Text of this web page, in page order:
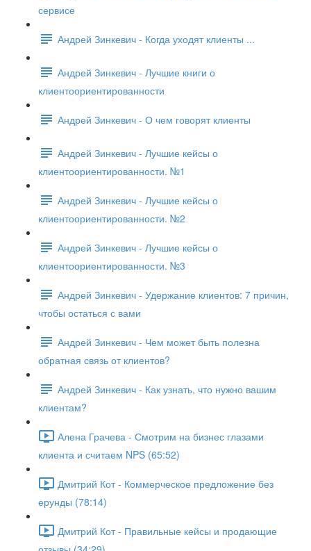
сервисе
Андрей Зинкевич - Когда уходят клиенты ...
Андрей Зинкевич - Лучшие книги о
клиентоориентированности
Андрей Зинкевич - О чем говорят клиенты
Андрей Зинкевич - Лучшие кейсы о
клиентоориентированности. №1
Андрей Зинкевич - Лучшие кейсы о
клиентоориентированности. №2
Андрей Зинкевич - Лучшие кейсы о
клиентоориентированности. №3
Андрей Зинкевич - Удержание клиентов: 7 причин,
чтобы остаться с вами
Андрей Зинкевич - Чем может быть полезна
обратная связь от клиентов?
Андрей Зинкевич - Как узнать, что нужно вашим
клиентам?
Алена Грачева - Смотрим на бизнес глазами
клиента и считаем NPS (65:52)
Дмитрий Кот - Коммерческое предложение без
ерунды (78:14)
Дмитрий Кот - Правильные кейсы и продающие